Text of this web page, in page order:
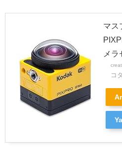
マス
メラ
コ